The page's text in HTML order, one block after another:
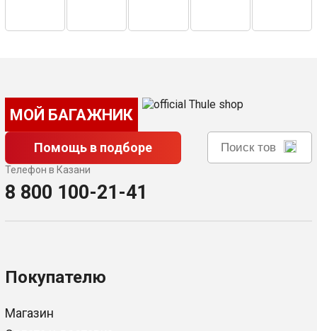
МОЙ БАГАЖНИК
Помощь в подборе
Телефон в Казани
8 800 100-21-41
Покупателю
Магазин